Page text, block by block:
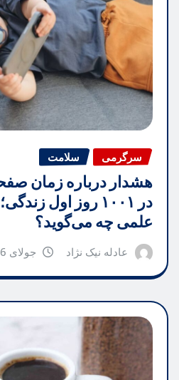
سرگرمی سلامت
هشدار درباره زمان
در ۱۰۰۱ روز اول
علمی چه می‌گوید؟
عادله نیک نژاد جولای 16, 2026